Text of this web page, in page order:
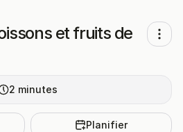
et fruits de
2 minutes
Planifier